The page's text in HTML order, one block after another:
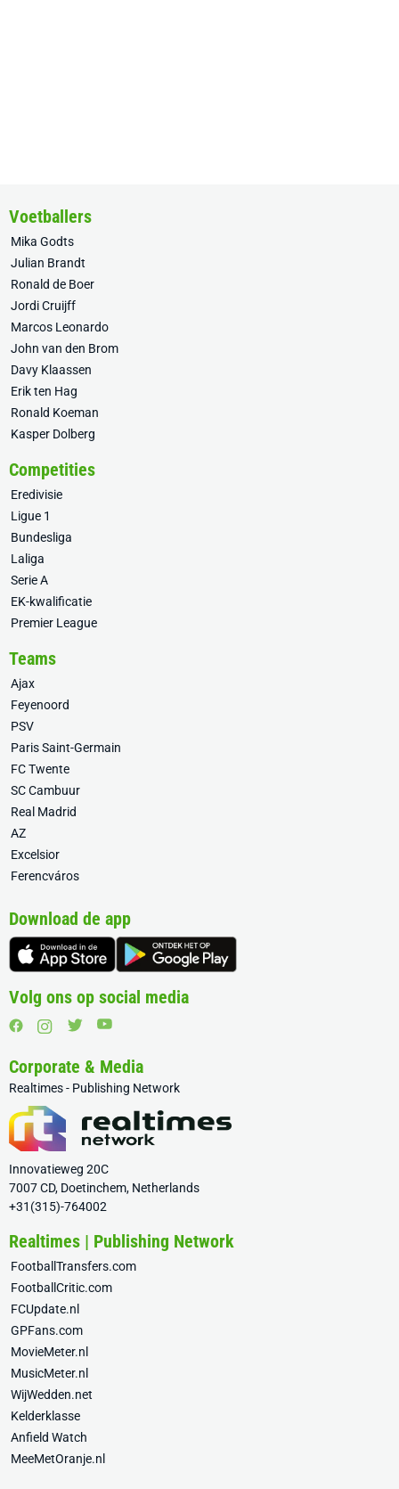
Voetballers
Mika Godts
Julian Brandt
Ronald de Boer
Jordi Cruijff
Marcos Leonardo
John van den Brom
Davy Klaassen
Erik ten Hag
Ronald Koeman
Kasper Dolberg
Competities
Eredivisie
Ligue 1
Bundesliga
Laliga
Serie A
EK-kwalificatie
Premier League
Teams
Ajax
Feyenoord
PSV
Paris Saint-Germain
FC Twente
SC Cambuur
Real Madrid
AZ
Excelsior
Ferencváros
Download de app
Volg ons op social media
Corporate & Media
Realtimes - Publishing Network
Innovatieweg 20C
7007 CD, Doetinchem, Netherlands
+31(315)-764002
Realtimes | Publishing Network
FootballTransfers.com
FootballCritic.com
FCUpdate.nl
GPFans.com
MovieMeter.nl
MusicMeter.nl
WijWedden.net
Kelderklasse
Anfield Watch
MeeMetOranje.nl